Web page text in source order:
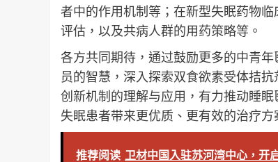
者中的作用机制等；在新型失眠药物
评估，以及共病人群的用药策略等。
各方共同期待，通过鼓励更多的中青
员的智慧，深入探索双食欲素受体拮
创新机制的理解与应用，有力推动睡
失眠患者带来更优质、更有效的治疗
推荐阅读 卫材中国入驻苏河湾中心，开